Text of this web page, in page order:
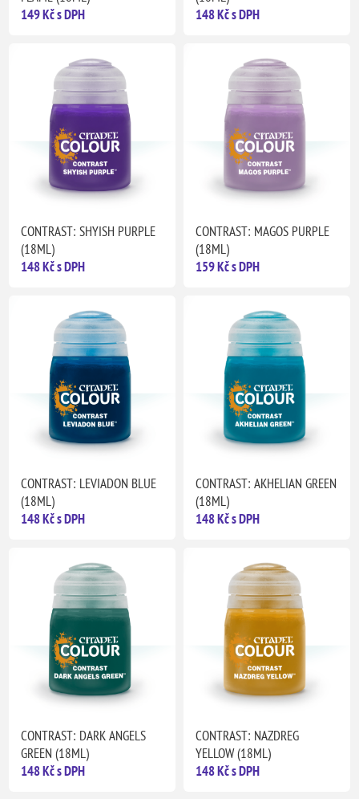
149 Kč s DPH
148 Kč s DPH
CONTRAST: SHYISH PURPLE
(18ML)
148 Kč s DPH
CONTRAST: MAGOS PURPLE
(18ML)
159 Kč s DPH
CONTRAST: LEVIADON BLUE
(18ML)
148 Kč s DPH
CONTRAST: AKHELIAN GREEN
(18ML)
148 Kč s DPH
CONTRAST: DARK ANGELS
GREEN (18ML)
148 Kč s DPH
CONTRAST: NAZDREG
YELLOW (18ML)
148 Kč s DPH